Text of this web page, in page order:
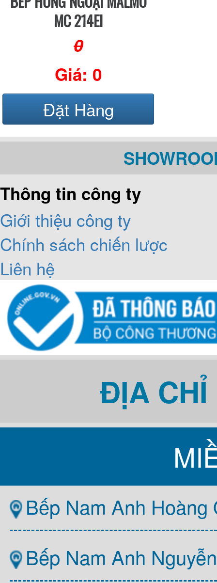
MC 214EI
0
Giá: 0
Đặt Hàng
Thông tin công ty
Giới thiệu công ty
Chính sách chiến lược
Liên hệ
ĐỊA CHỈ
Bếp Nam Anh
Bếp Nam Anh